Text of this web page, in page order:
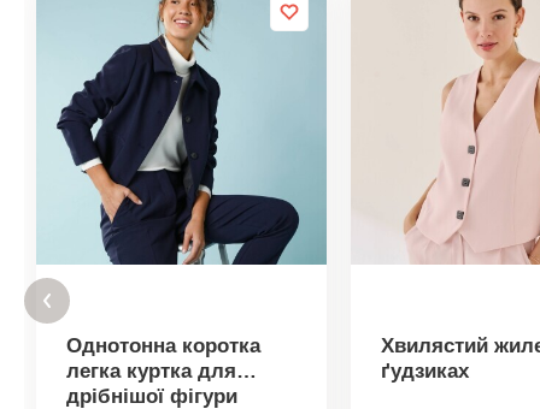
Однотонна коротка
легка куртка для
дрібнішої фігури
Хвилястий
ґудзиках